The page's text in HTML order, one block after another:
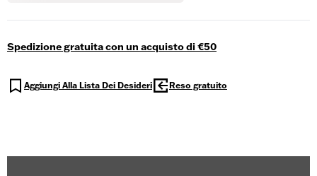
Spedizione gratuita con un acquisto di €50
Aggiungi Alla Lista Dei Desideri Reso gratuito